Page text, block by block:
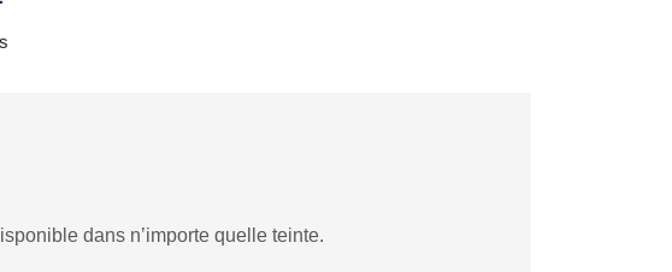
dans n’importe quelle teinte.